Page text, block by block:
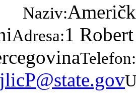
Naziv:
Adresa:1
Telefon: